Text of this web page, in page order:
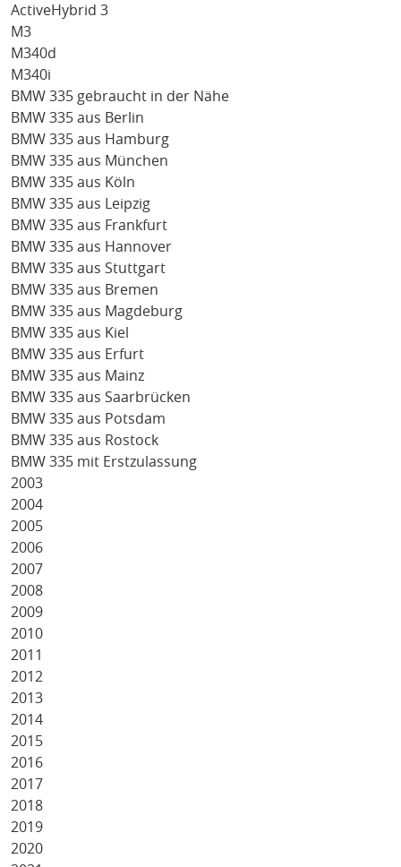
ActiveHybrid 3
M3
M340d
M340i
BMW 335 gebraucht in der Nähe
BMW 335 aus Berlin
BMW 335 aus Hamburg
BMW 335 aus München
BMW 335 aus Köln
BMW 335 aus Leipzig
BMW 335 aus Frankfurt
BMW 335 aus Hannover
BMW 335 aus Stuttgart
BMW 335 aus Bremen
BMW 335 aus Magdeburg
BMW 335 aus Kiel
BMW 335 aus Erfurt
BMW 335 aus Mainz
BMW 335 aus Saarbrücken
BMW 335 aus Potsdam
BMW 335 aus Rostock
BMW 335 mit Erstzulassung
2003
2004
2005
2006
2007
2008
2009
2010
2011
2012
2013
2014
2015
2016
2017
2018
2019
2020